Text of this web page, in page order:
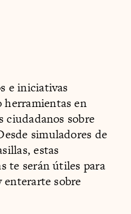
e iniciativas
herramientas en
ciudadanos sobre
simuladores de
estas
te serán útiles para
sobre